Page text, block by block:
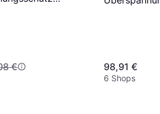
€ 98,91 €
6 Shops